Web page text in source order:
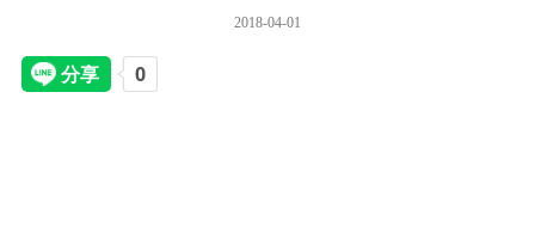
2018-04-01